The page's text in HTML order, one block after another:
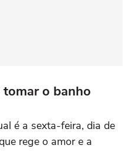
o banho
é a sexta-feira, dia de
rege o amor e a